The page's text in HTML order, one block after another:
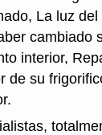
La luz
cambiado
interior,
de su